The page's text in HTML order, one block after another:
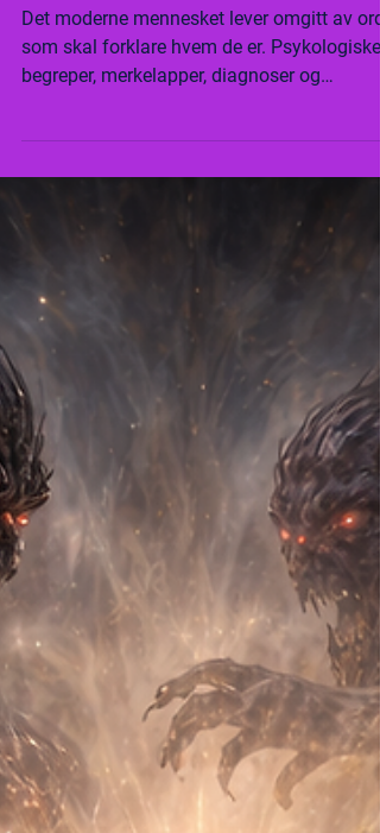
Hva som ligger bak det vi kaller
lidelser.
Det moderne mennesket lever omgitt av ord
begreper, merkelapper, diagnoser og
kaoset, men som i realiteten ofte fjerner oss
fra menneskets egentlige natur. Mennesket
har aldri vært en bås. Det har aldri vært en
definisjon. Det har aldri vært en fastlåst
struktur i et skjema. Det er en levende strøm
av erfaring, nervesystem, følelser, historie og
ubevisst beskyttelse. Likevel har vi bygget et